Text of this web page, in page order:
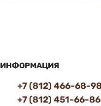
ИНФОРМАЦИЯ
+7 (812) 466-68-98
+7 (812) 451-66-86